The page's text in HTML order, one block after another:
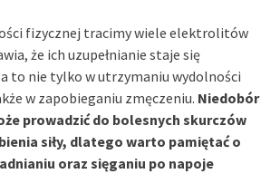
fizycznej tracimy wiele elektrolitów
że ich uzupełnianie staje się
to nie tylko w utrzymaniu wydolności
w zapobieganiu zmęczeniu. Niedobór
prowadzić do bolesnych skurczów
siły, dlatego warto pamiętać o
oraz sięganiu po napoje